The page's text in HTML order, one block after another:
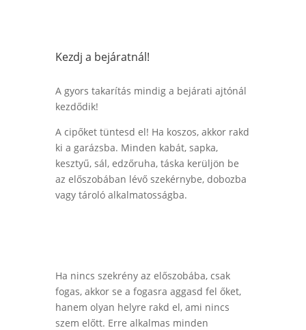
Kezdj a bejáratnál!
A gyors takarítás mindig a bejárati ajtónál
kezdődik!
A cipőket tüntesd el! Ha koszos, akkor rakd
ki a garázsba. Minden kabát, sapka,
kesztyű, sál, edzőruha, táska kerüljön be
az előszobában lévő szekérnybe, dobozba
vagy tároló alkalmatosságba.
Ha nincs szekrény az előszobába, csak
fogas, akkor se a fogasra aggasd fel őket,
hanem olyan helyre rakd el, ami nincs
szem előtt. Erre alkalmas minden